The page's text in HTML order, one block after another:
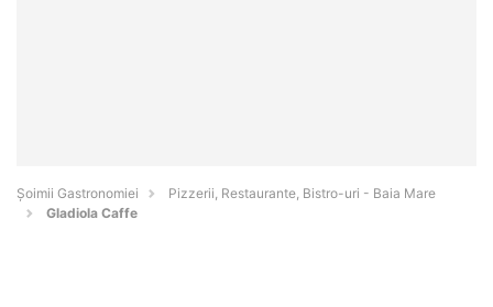
Șoimii Gastronomiei
Pizzerii, Restaurante, Bistro-uri - Baia Mare
Gladiola Caffe